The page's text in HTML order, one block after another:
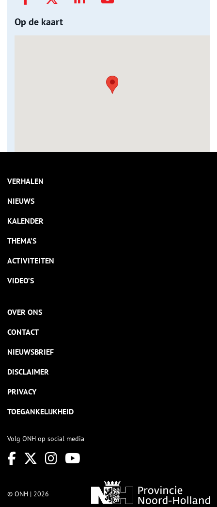
Op de kaart
VERHALEN
NIEUWS
KALENDER
THEMA’S
ACTIVITEITEN
VIDEO’S
OVER ONS
CONTACT
NIEUWSBRIEF
DISCLAIMER
PRIVACY
TOEGANKELIJKHEID
Volg ONH op social media
© ONH | 2026